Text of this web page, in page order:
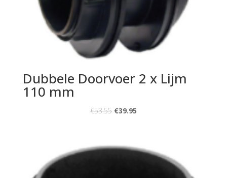
Dubbele Doorvoer 2 x Lijm
110 mm
€53.55 €39.95